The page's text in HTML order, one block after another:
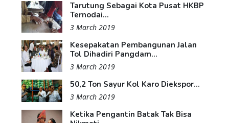
Tarutung Sebagai Kota Pusat HKBP
Ternodai...
3 March 2019
Kesepakatan Pembangunan Jalan
Tol Dihadiri Pangdam...
3 March 2019
50,2 Ton Sayur Kol Karo Diekspor...
3 March 2019
Ketika Pengantin Batak Tak Bisa